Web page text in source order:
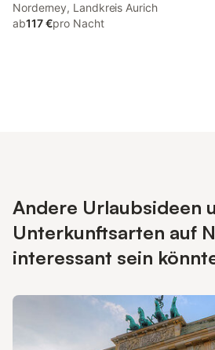
Norderney, Landkreis Aurich
ab117 €pro Nacht
Andere Urlaubsideen
Unterkunftsarten auf
interessant sein